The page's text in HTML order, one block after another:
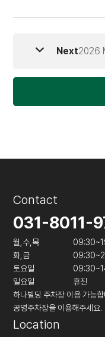
Next2026
Contact
031-8011-
월,수,목
화,금
토요일
일요일
휴진
하나빌딩 주차장 이용 가능
공영주차장을 이용해주세요.
Location